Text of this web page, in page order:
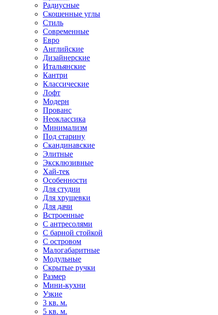
Радиусные
Скошенные углы
Стиль
Современные
Евро
Английские
Дизайнерские
Итальянские
Кантри
Классические
Лофт
Модерн
Прованс
Неоклассика
Минимализм
Под старину
Скандинавские
Элитные
Эксклюзивные
Хай-тек
Особенности
Для студии
Для хрущевки
Для дачи
Встроенные
С антресолями
С барной стойкой
С островом
Малогабаритные
Модульные
Скрытые ручки
Размер
Мини-кухни
Узкие
3 кв. м.
5 кв. м.